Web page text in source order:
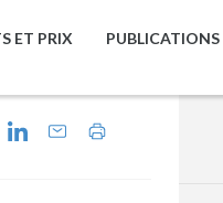
ET PRIX PUBLICATIONS